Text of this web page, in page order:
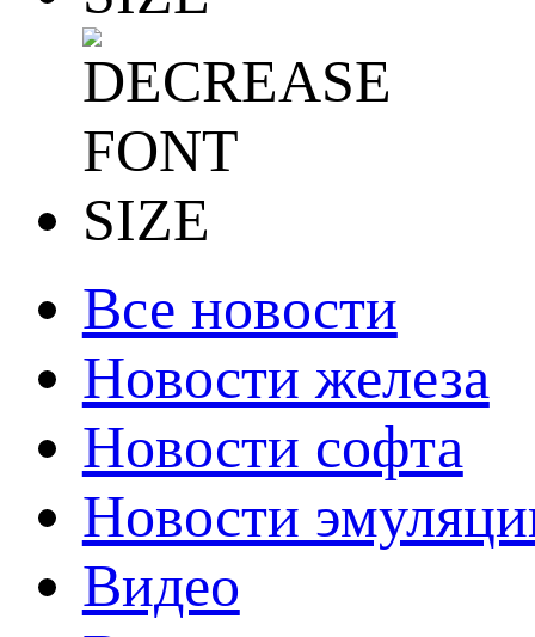
Все новости
Новости железа
Новости софта
Новости
Видео